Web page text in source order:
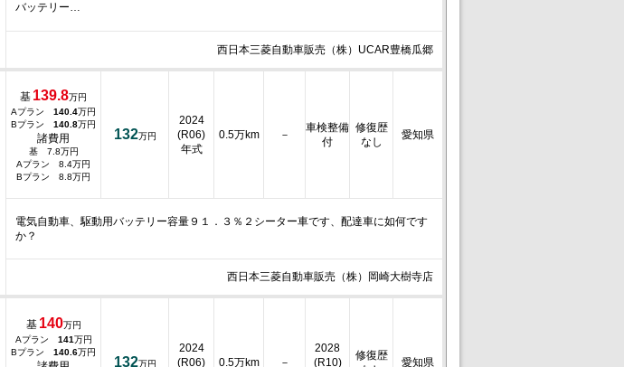
バッテリー…
西日本三菱自動車販売（株）UCAR豊橋瓜郷
基 139.8万円
Aプラン 140.4万円
Bプラン 140.8万円
諸費用
基 7.8万円
Aプラン 8.4万円
Bプラン 8.8万円
132万円
2024
(R06)
年式
0.5万km －
車検整備
付
修復歴
なし
愛知県
電気自動車、駆動用バッテリー容量９１．３％２シーター車です、配達車に如何です
か？
西日本三菱自動車販売（株）岡崎大樹寺店
基 140万円
Aプラン 141万円
Bプラン 140.6万円
132万円
2024
(R06)
0.5万km －
2028
(R10)
修復歴
愛知県